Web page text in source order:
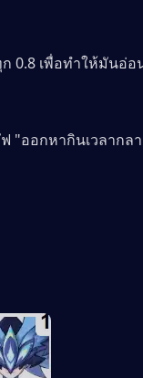
0.8 เพื่อทำให้มันอ่
"ออกหากินเวลากล